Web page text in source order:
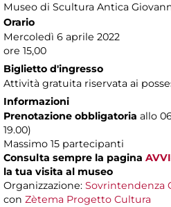
Museo di Scultura Antica
Orario
Mercoledì 6 aprile 2022
ore 15,00
Biglietto d'ingresso
Attività gratuita riservata ai
Informazioni
Prenotazione obbligatoria allo
19.00)
Massimo 15 partecipanti
Consulta sempre la pagina
la tua visita al museo
Organizzazione: Sovrintendenza
con Zètema Progetto Cultura